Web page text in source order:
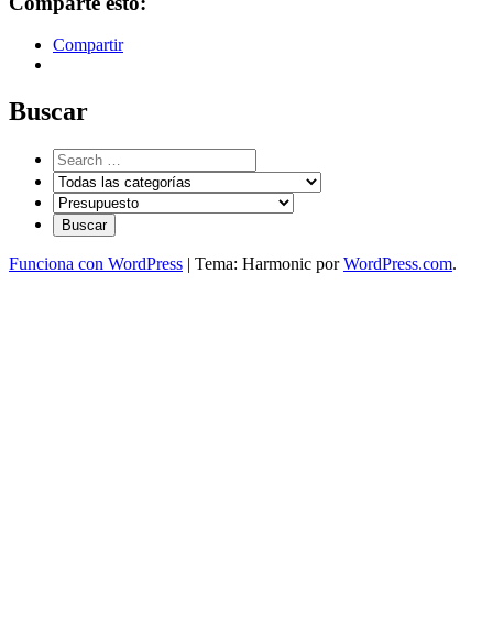
Compartir
Buscar
Funciona con WordPress | Tema: Harmonic porWordPress.com.